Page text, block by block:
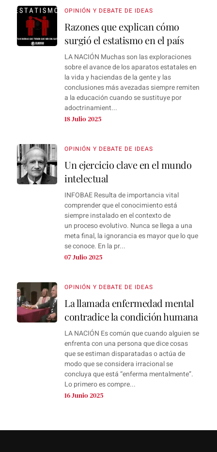
OPINIÓN Y DEBATE DE IDEAS
Razones que explican cómo
surgió el estatismo en el país
LA NACIÓN Muchas son las exploraciones
sobre el avance de los aparatos estatales en
la vida y haciendas de la gente y las
conclusiones más avezadas siempre remiten
a la educación cuando se sustituye por
adoctrinamient...
18 Julio 2025
OPINIÓN Y DEBATE DE IDEAS
Un ejercicio clave en el mundo
intelectual
INFOBAE Resulta de importancia vital
comprender que el conocimiento está
siempre instalado en el contexto de
un proceso evolutivo. Nunca se llega a una
meta final, la ignorancia es mayor que lo que
se conoce. En la pr...
07 Julio 2025
OPINIÓN Y DEBATE DE IDEAS
La llamada enfermedad mental
contradice la condición humana
LA NACIÓN Es común que cuando alguien se
enfrenta con una persona que dice cosas
que se estiman disparatadas o actúa de
modo que se considera irracional se
concluya que está “enferma mentalmente”.
Lo primero es compre...
16 Junio 2025